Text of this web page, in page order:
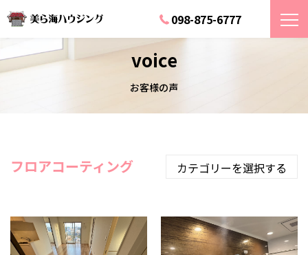
098-875-6777
voice
お客様の声
フロアコーティング